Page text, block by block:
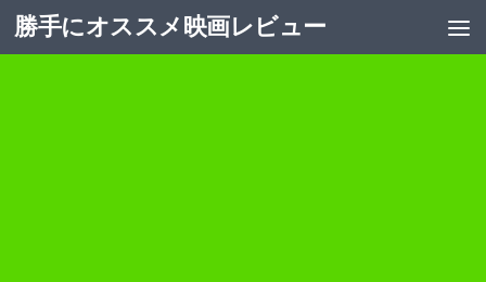
コンテンツへスキップ
勝手にオススメ映画レビュー